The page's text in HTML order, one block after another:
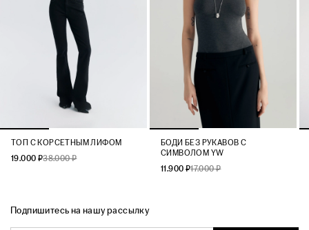
ТОП С КОРСЕТНЫМ ЛИФОМ
19.000 ₽38.000 ₽
БОДИ БЕЗ РУКАВОВ С
СИМВОЛОМ YW
11.900 ₽17.000 ₽
Подпишитесь на нашу рассылку